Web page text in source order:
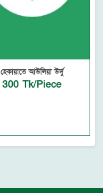
হেকায়াতে আউলিয়া উর্দু
300 Tk/Piece